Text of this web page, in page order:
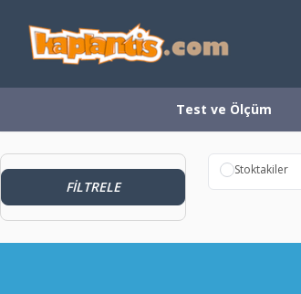
Test ve Ölçüm
FILTRELE
Stoktakiler